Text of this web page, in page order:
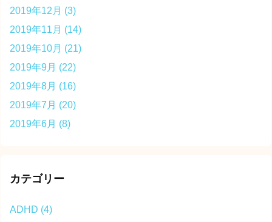
2019年12月 (3)
2019年11月 (14)
2019年10月 (21)
2019年9月 (22)
2019年8月 (16)
2019年7月 (20)
2019年6月 (8)
カテゴリー
ADHD (4)